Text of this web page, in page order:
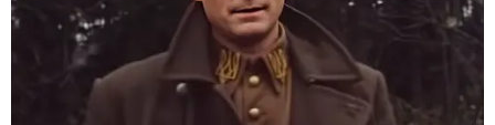
This site uses cookies to store data. By continuing to use the site, you consent
to the use of these files.